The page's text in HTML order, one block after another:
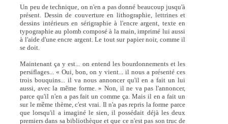
Un peu de technique, on n'en a pas donné beaucoup jusqu'à
présent. Dessin de couverture en lithographie, lettrines et
dessins intérieurs en sérigraphie à l'encre argent, texte en
typographie au plomb composé à la main, imprimé lui aussi
à l'aide d'une encre argent. Le tout sur papier noir, comme il
se doit.
Maintenant ça y est... on entend les bourdonnements et les
persiflages... « Oui, bon, on y vient... il nous a présenté ces
trois bouquins... il va nous annoncer qu'il en a fait un lui
aussi, avec la même forme. » Non, il ne va pas l'annoncer,
parce qu'il n'en a pas fait un comme ça. Mais il en a fait un
sur le même thème, c'est vrai. Il n'a pas repris la forme parce
que lorsqu'il a imaginé le sien, il possédait déjà les deux
premiers dans sa bibliothèque et que ce n'est pas son truc de